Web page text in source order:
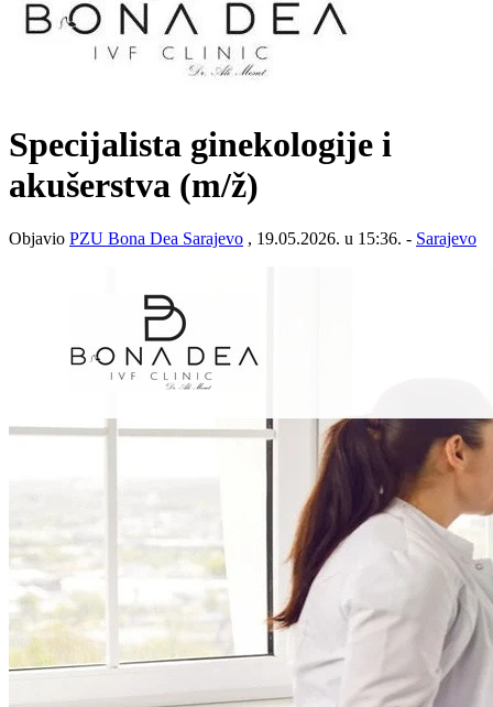
Specijalista ginekologije i
akušerstva (m/ž)
Objavio PZU Bona Dea Sarajevo , 19.05.2026. u 15:36. - Sarajevo